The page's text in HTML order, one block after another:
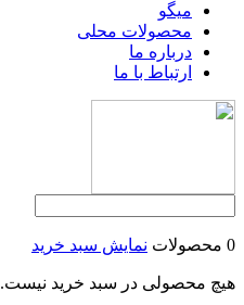
میگو
محصولات محلی
درباره ما
ارتباط با ما
0 محصولات نمایش سبد خرید
هیچ محصولی در سبد خرید نیست.